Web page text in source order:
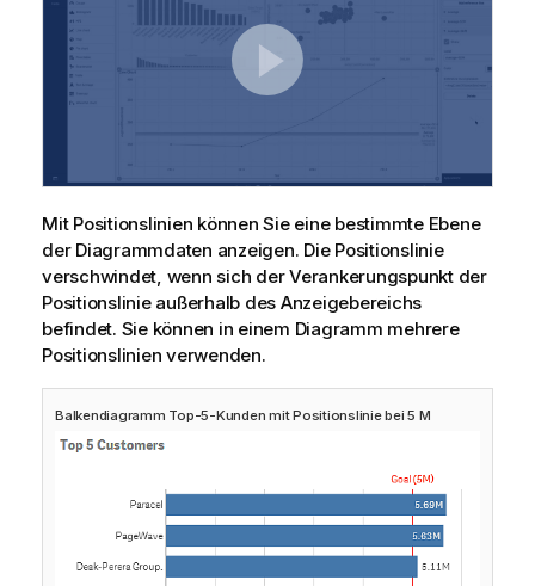
Mit Positionslinien können Sie eine bestimmte Ebene
der Diagrammdaten anzeigen. Die Positionslinie
verschwindet, wenn sich der Verankerungspunkt der
Positionslinie außerhalb des Anzeigebereichs
befindet. Sie können in einem Diagramm mehrere
Positionslinien verwenden.
Balkendiagramm Top-5-Kunden mit Positionslinie bei 5 M